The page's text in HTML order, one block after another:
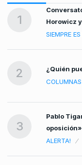
1
Horowicz
SIEMPRE
2
¿Quién
COLUMNAS
3
Pablo
oposición»
ALERTA!